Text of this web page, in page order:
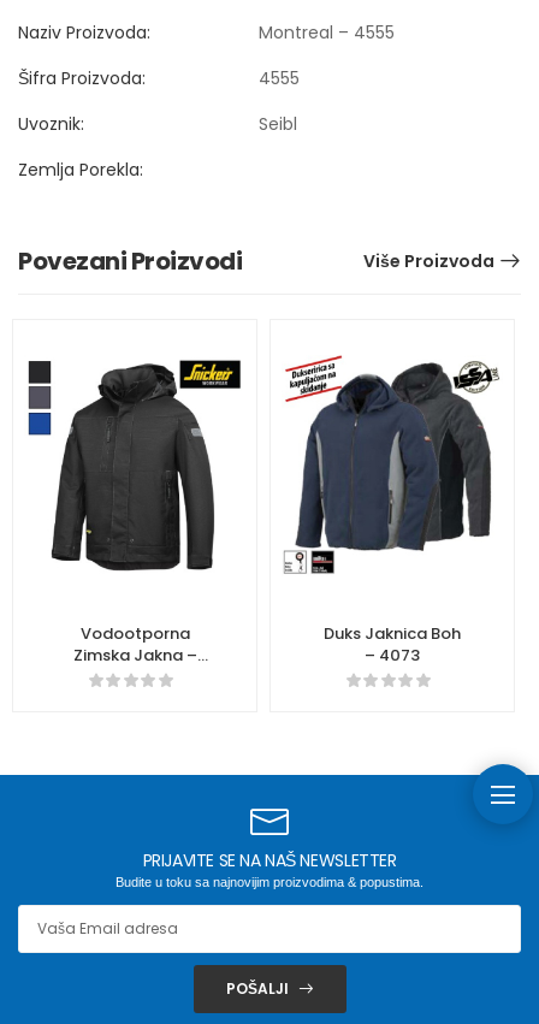
Naziv Proizvoda:
Montreal – 4555
Šifra Proizvoda:
4555
Uvoznik:
Seibl
Zemlja Porekla:
Povezani Proizvodi Više Proizvoda
Vodootporna
Zimska Jakna –
1178
Duks Jaknica Boh
– 4073
PRIJAVITE SE NA NAŠ NEWSLETTER
Budite u toku sa najnovijim proizvodima & popustima.
POŠALJI